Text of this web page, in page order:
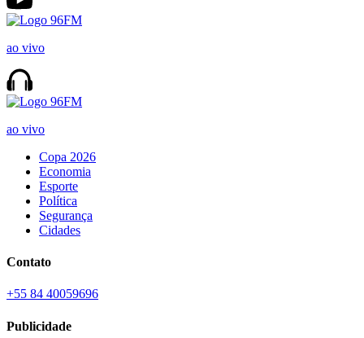
ao vivo
ao vivo
Copa 2026
Economia
Esporte
Política
Segurança
Cidades
Contato
+55 84 40059696
Publicidade